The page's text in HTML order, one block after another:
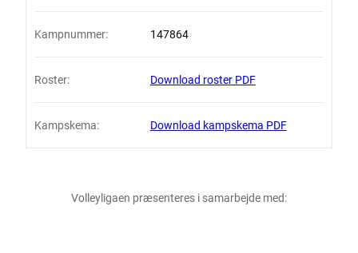
Kampnummer: 147864
Roster: Download roster PDF
Kampskema: Download kampskema PDF
Volleyligaen præsenteres i samarbejde med: